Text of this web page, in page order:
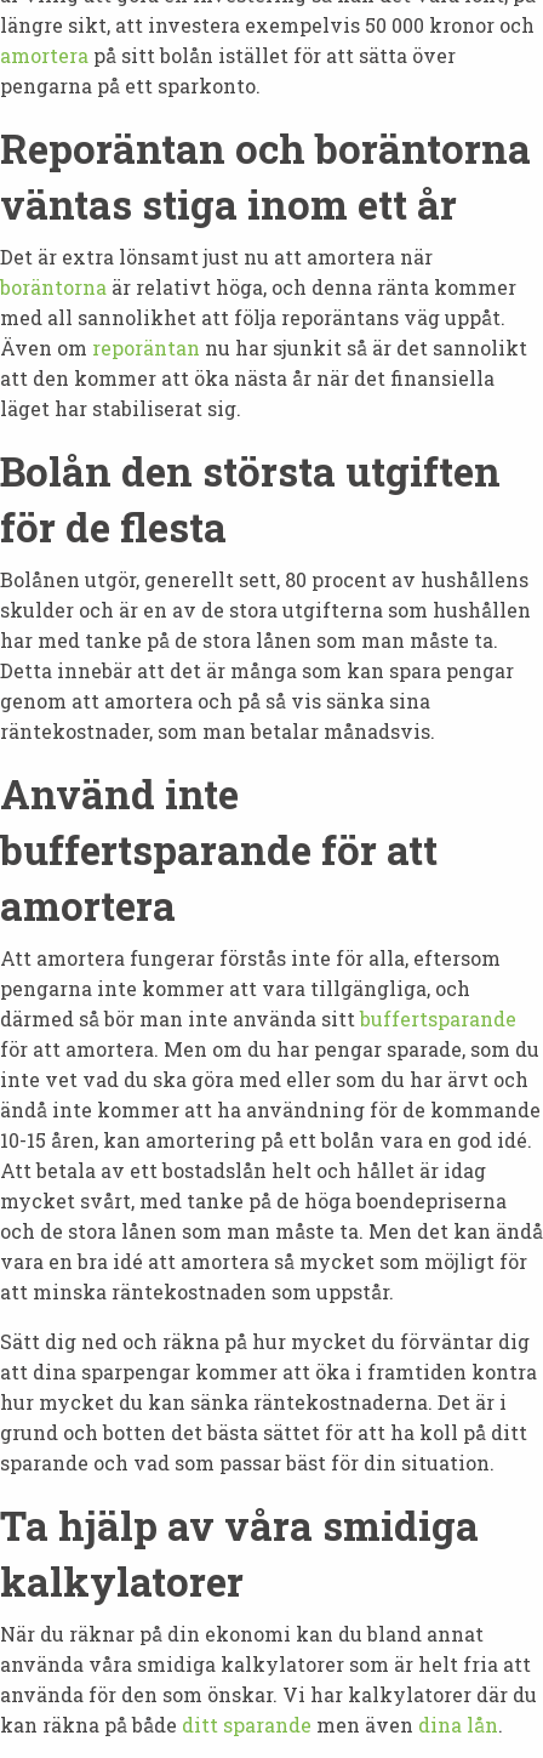
längre sikt, att investera exempelvis 50 000 kronor och
amortera på sitt bolån istället för att sätta över
pengarna på ett sparkonto.
Reporäntan och boräntorna
väntas stiga inom ett år
Det är extra lönsamt just nu att amortera när
boräntorna är relativt höga, och denna ränta kommer
med all sannolikhet att följa reporäntans väg uppåt.
Även om reporäntan nu har sjunkit så är det sannolikt
att den kommer att öka nästa år när det finansiella
läget har stabiliserat sig.
Bolån den största utgiften
för de flesta
Bolånen utgör, generellt sett, 80 procent av hushållens
skulder och är en av de stora utgifterna som hushållen
har med tanke på de stora lånen som man måste ta.
Detta innebär att det är många som kan spara pengar
genom att amortera och på så vis sänka sina
räntekostnader, som man betalar månadsvis.
Använd inte
buffertsparande för att
amortera
Att amortera fungerar förstås inte för alla, eftersom
pengarna inte kommer att vara tillgängliga, och
därmed så bör man inte använda sittbuffertsparande
för att amortera. Men om du har pengar sparade, som du
inte vet vad du ska göra med eller som du har ärvt och
ändå inte kommer att ha användning för de kommande
10-15 åren, kan amortering på ett bolån vara en god idé.
Att betala av ett bostadslån helt och hållet är idag
mycket svårt, med tanke på de höga boendepriserna
och de stora lånen som man måste ta. Men det kan ändå
vara en bra idé att amortera så mycket som möjligt för
att minska räntekostnaden som uppstår.
Sätt dig ned och räkna på hur mycket du förväntar dig
att dina sparpengar kommer att öka i framtiden kontra
hur mycket du kan sänka räntekostnaderna. Det är i
grund och botten det bästa sättet för att ha koll på ditt
sparande och vad som passar bäst för din situation.
Ta hjälp av våra smidiga
kalkylatorer
När du räknar på din ekonomi kan du bland annat
använda våra smidiga kalkylatorer som är helt fria att
använda för den som önskar. Vi har kalkylatorer där du
kan räkna på både ditt sparande men även dina lån.